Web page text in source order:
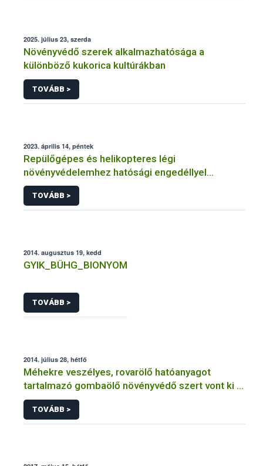
2025. július 23, szerda
Növényvédő szerek alkalmazhatósága a
különböző kukorica kultúrákban
TOVÁBB >
2023. április 14, péntek
Repülőgépes és helikopteres légi
növényvédelemhez hatósági engedéllyel
rendelkező szervezetek
TOVÁBB >
2014. augusztus 19, kedd
GYIK_BÜHG_BIONYOM
TOVÁBB >
2014. július 28, hétfő
Méhekre veszélyes, rovarölő hatóanyagot
tartalmazó gombaölő növényvédő szert vont ki a
forgalomból a NÉBIH
TOVÁBB >